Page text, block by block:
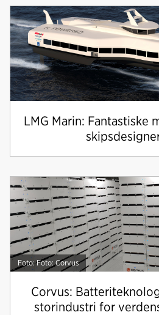
LMG Marin: Fantastiske
Foto: Foto: Corvus
Corvus:
storindustri for